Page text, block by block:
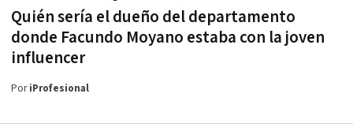
Quién sería el dueño del departamento
donde Facundo Moyano estaba con la joven
influencer
PoriProfesional